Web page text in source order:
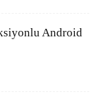
Android